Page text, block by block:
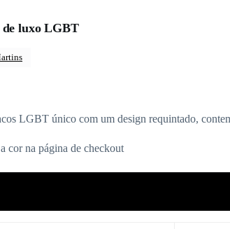
de luxo LGBT
LGBT único com um design requintado,
cor na página de checkout